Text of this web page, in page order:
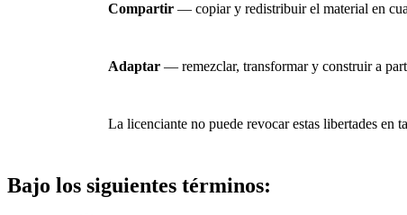
Compartir — copiar y redistribuir el material en
Adaptar — remezclar, transformar y construir a
La licenciante no puede revocar estas libertades en
Bajo los siguientes términos: